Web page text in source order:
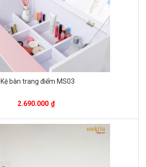
Kệ bàn trang điểm MS03
2.690.000 ₫